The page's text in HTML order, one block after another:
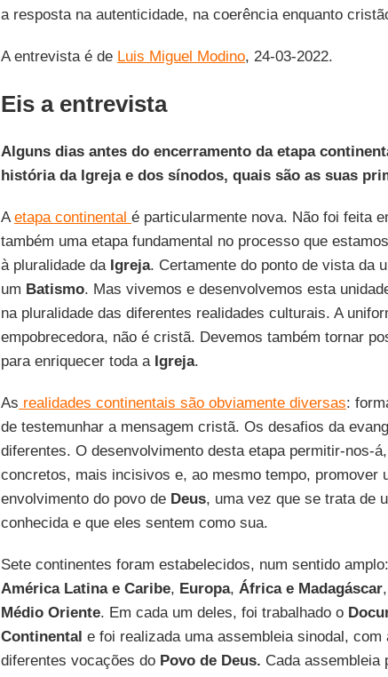
a resposta na autenticidade, na coerência enquanto
A entrevista é de Luis Miguel Modino, 24-03-2022.
Eis a entrevista
Alguns dias antes do encerramento da etapa
história da Igreja e dos sínodos, quais são as suas
Aetapa continental é particularmente nova. Não foi feita
também uma etapa fundamental no processo que
à pluralidade da Igreja. Certamente do ponto de vista da
um Batismo. Mas vivemos e desenvolvemos esta
na pluralidade das diferentes realidades culturais. A
empobrecedora, não é cristã. Devemos também tornar
para enriquecer toda a Igreja.
As realidades continentais são obviamente diversas:
de testemunhar a mensagem cristã. Os desafios da
diferentes. O desenvolvimento desta etapa permitir-nos-
concretos, mais incisivos e, ao mesmo tempo, promover
envolvimento do povo de Deus, uma vez que se trata de
conhecida e que eles sentem como sua.
Sete continentes foram estabelecidos, num sentido
América Latina e Caribe, Europa, África e Madagáscar
Médio Oriente. Em cada um deles, foi trabalhado o
Continental e foi realizada uma assembleia sinodal, com
diferentes vocações do Povo de Deus. Cada assembleia